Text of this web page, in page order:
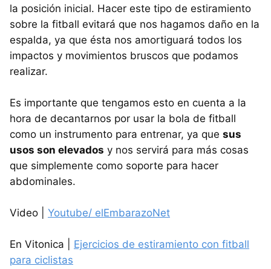
la posición inicial. Hacer este tipo de estiramiento
sobre la fitball evitará que nos hagamos daño en la
espalda, ya que ésta nos amortiguará todos los
impactos y movimientos bruscos que podamos
realizar.
Es importante que tengamos esto en cuenta a la
hora de decantarnos por usar la bola de fitball
como un instrumento para entrenar, ya que sus
usos son elevados y nos servirá para más cosas
que simplemente como soporte para hacer
abdominales.
Video | Youtube/ elEmbarazoNet
En Vitonica | Ejercicios de estiramiento con fitball
para ciclistas